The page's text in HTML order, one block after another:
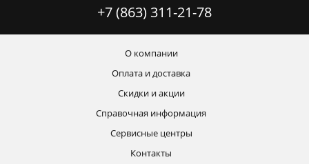
+7 (863) 311-21-78
О компании
Оплата и доставка
Скидки и акции
Справочная информация
Сервисные центры
Контакты